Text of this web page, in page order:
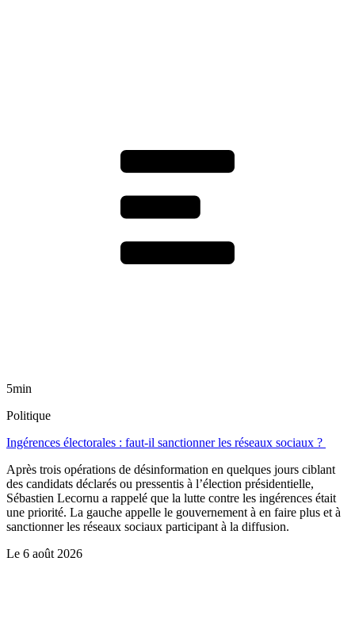
5min
Politique
Ingérences électorales : faut-il sanctionner les réseaux sociaux ?
Après trois opérations de désinformation en quelques jours ciblant
des candidats déclarés ou pressentis à l’élection présidentielle,
Sébastien Lecornu a rappelé que la lutte contre les ingérences était
une priorité. La gauche appelle le gouvernement à en faire plus et à
sanctionner les réseaux sociaux participant à la diffusion.
Le 6 août 2026